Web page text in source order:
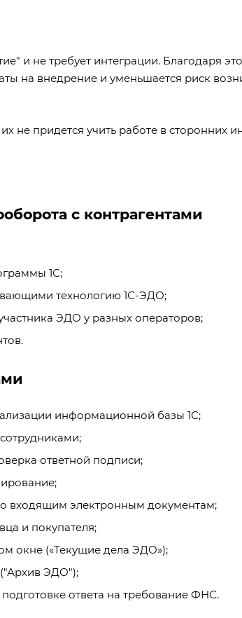
и не требует интеграции. Благодаря
на внедрение и уменьшается риск
не придется учить работе в сторонних
с контрагентами
1С;
технологию 1С-ЭДО;
ЭДО у разных операторов;
информационной базы 1С;
ответной подписи;
входящим электронным документам;
и покупателя;
окне («Текущие дела ЭДО»);
ЭДО");
ответа на требование ФНС.